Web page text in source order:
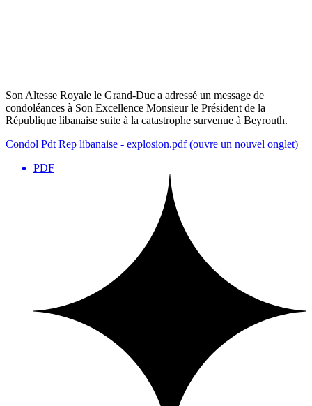
Son Altesse Royale le Grand-Duc a adressé un message de
condoléances à Son Excellence Monsieur le Président de la
République libanaise suite à la catastrophe survenue à Beyrouth.
Condol Pdt Rep libanaise - explosion.pdf(ouvre un nouvel onglet)
PDF